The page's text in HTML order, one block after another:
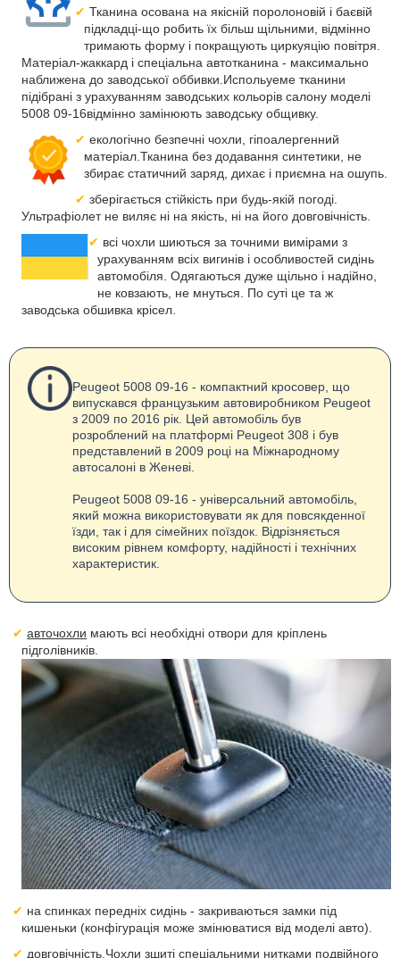
Тканина осована на якісній поролоновій і баєвій
підкладці-що робить їх більш щільними, відмінно
тримають форму і покращують циркуяцію повітря.
Матеріал-жаккард і спеціальна автотканина - максимально
наближена до заводської оббивки.Испольуеме тканини
підібрані з урахуванням заводських кольорів салону моделі
5008 09-16відмінно замінюють заводську общивку.
екологічно безпечні чохли, гіпоалергенний
матеріал.Тканина без додавання синтетики, не
збирає статичний заряд, дихає і приємна на ошупь.
зберігається стійкість при будь-якій погоді.
Ультрафіолет не виляє ні на якість, ні на його довговічність.
всі чохли шиються за точними вимірами з
урахуванням всіх вигинів і особливостей сидінь
автомобіля. Одягаються дуже щільно і надійно,
не ковзають, не мнуться. По суті це та ж
заводська обшивка крісел.
Peugeot 5008 09-16 - компактний кросовер, що
випускався французьким автовиробником Peugeot
з 2009 по 2016 рік. Цей автомобіль був
розроблений на платформі Peugeot 308 і був
представлений в 2009 році на Міжнародному
автосалоні в Женеві.
Peugeot 5008 09-16 - універсальний автомобіль,
який можна використовувати як для повсякденної
їзди, так і для сімейних поїздок. Відрізняється
високим рівнем комфорту, надійності і технічних
характеристик.
авточохли мають всі необхідні отвори для кріплень
підголівників.
на спинках передніх сидінь - закриваються замки під
кишеньки (конфігурація може змінюватися від моделі авто).
довговічність.Чохли зшиті спеціальними нитками подвійного